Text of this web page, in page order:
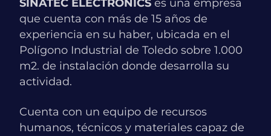
SINATEC ELECTRONICS es una empresa
que cuenta con más de 15 años de
experiencia en su haber, ubicada en el
Polígono Industrial de Toledo sobre 1.000
m2. de instalación donde desarrolla su
actividad.
Cuenta con un equipo de recursos
humanos, técnicos y materiales capaz de